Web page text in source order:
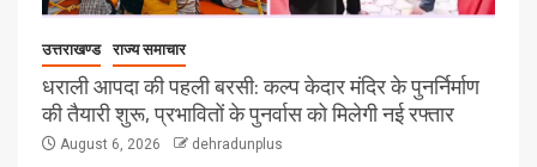
उत्तराखण्ड राज्य समाचार
धराली आपदा की पहली बरसी: कल्प केदार मंदिर के पुनर्निर्माण
की तैयारी शुरू, प्रभावितों के पुनर्वास को मिलेगी नई रफ्तार
August 6, 2026 dehradunplus